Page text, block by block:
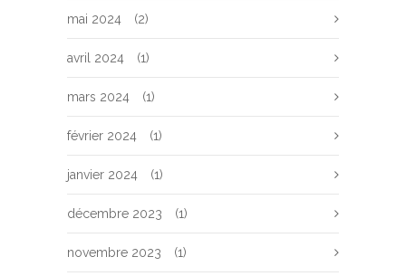
mai 2024 (2)
avril 2024 (1)
mars 2024 (1)
février 2024 (1)
janvier 2024 (1)
décembre 2023 (1)
novembre 2023 (1)